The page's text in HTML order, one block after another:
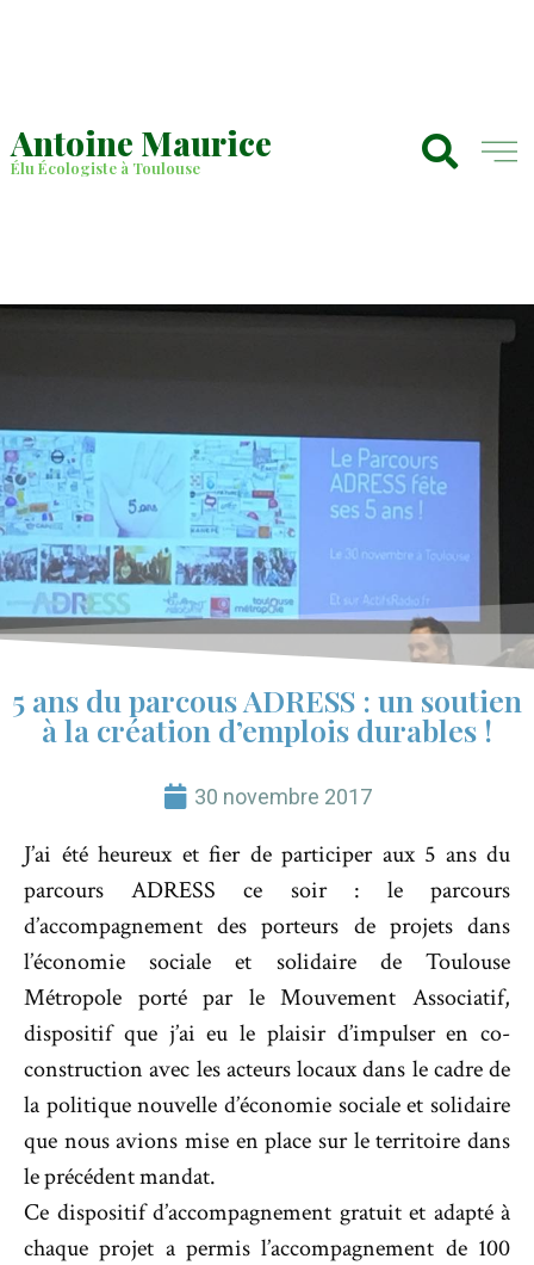
Antoine Maurice
Élu Écologiste à Toulouse
5 ans du parcous ADRESS : un soutien
à la création d’emplois durables !
30 novembre 2017
J’ai été heureux et fier de participer aux 5 ans du
parcours ADRESS ce soir : le parcours
d’accompagnement des porteurs de projets dans
l’économie sociale et solidaire de Toulouse
Métropole porté par le Mouvement Associatif,
dispositif que j’ai eu le plaisir d’impulser en co-
construction avec les acteurs locaux dans le cadre de
la politique nouvelle d’économie sociale et solidaire
que nous avions mise en place sur le territoire dans
le précédent mandat.
Ce dispositif d’accompagnement gratuit et adapté à
chaque projet a permis l’accompagnement de 100